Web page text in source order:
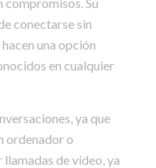
conectarse sin
una opción
en cualquier
ya que
ordenador o
de vídeo, ya